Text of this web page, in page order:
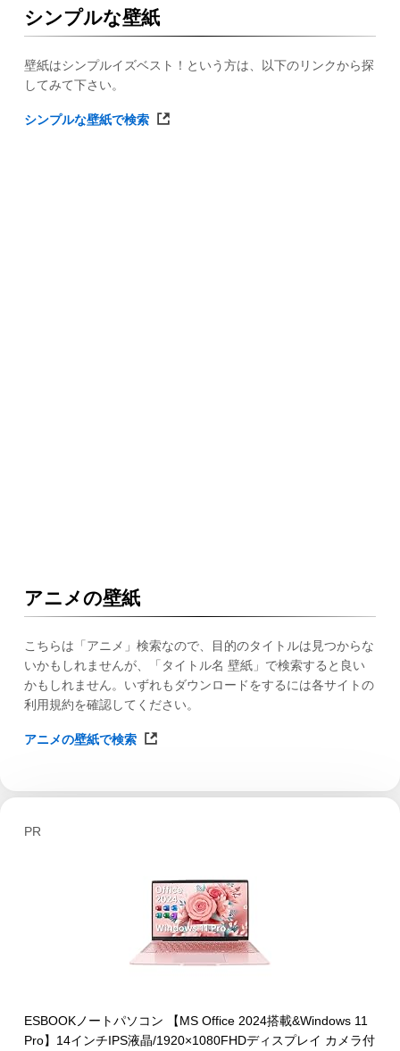
シンプルな壁紙
壁紙はシンプルイズベスト！という方は、以下のリンクから探
してみて下さい。
シンプルな壁紙で検索
アニメの壁紙
こちらは「アニメ」検索なので、目的のタイトルは見つからな
いかもしれませんが、「タイトル名 壁紙」で検索すると良い
かもしれません。いずれもダウンロードをするには各サイトの
利用規約を確認してください。
アニメの壁紙で検索
PR
ESBOOKノートパソコン 【MS Office 2024搭載&Windows 11
Pro】14インチIPS液晶/1920×1080FHDディスプレイ カメラ付